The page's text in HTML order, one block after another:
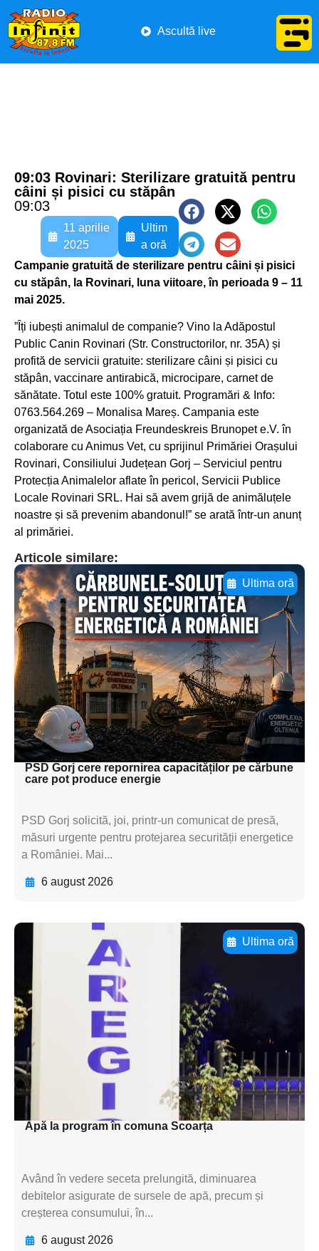
Ascultă live
09:03 Rovinari: Sterilizare gratuită pentru
câini și pisici cu stăpân
09:03
11 aprilie
2025
Ultim
a oră
Campanie gratuită de sterilizare pentru câini și pisici
cu stăpân, la Rovinari, luna viitoare, în perioada 9 – 11
mai 2025.
”Îți iubești animalul de companie? Vino la Adăpostul
Public Canin Rovinari (Str. Constructorilor, nr. 35A) și
profită de servicii gratuite: sterilizare câini și pisici cu
stăpân, vaccinare antirabică, microcipare, carnet de
sănătate. Totul este 100% gratuit. Programări & Info:
0763.564.269 – Monalisa Mareș. Campania este
organizată de Asociația Freundeskreis Brunopet e.V. în
colaborare cu Animus Vet, cu sprijinul Primăriei Orașului
Rovinari, Consiliului Județean Gorj – Serviciul pentru
Protecția Animalelor aflate în pericol, Servicii Publice
Locale Rovinari SRL. Hai să avem grijă de animăluțele
noastre și să prevenim abandonul!” se arată într-un anunț
al primăriei.
Articole similare:
Ultima oră
Adaugă aici textul pentru
subtitluAdaugă aici
textul pentru
subtitluAdaugă aici
textul pentru
subtitluAdaugă aici
textul pentru subti
PSD Gorj cere repornirea capacităților pe cărbune
care pot produce energie
PSD Gorj solicită, joi, printr-un comunicat de presă,
măsuri urgente pentru protejarea securității energetice
a României. Mai...
6 august 2026
Ultima oră
Adaugă aici textul pentru
subtitluAdaugă aici
textul pentru
subtitluAdaugă aici
textul pentru
subtitluAdaugă aici
textul pentru subti
Apă la program în comuna Scoarța
Având în vedere seceta prelungită, diminuarea
debitelor asigurate de sursele de apă, precum și
creșterea consumului, în...
6 august 2026